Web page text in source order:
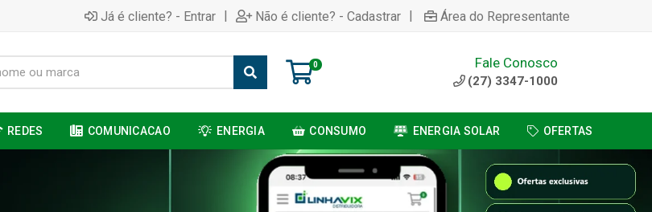
Já é cliente? - Entrar | Não é cliente? - Cadastrar | Área do Representante
0 Fale Conosco
(27) 3347-1000
REDES COMUNICACAO ENERGIA CONSUMO ENERGIA SOLAR OFERTAS